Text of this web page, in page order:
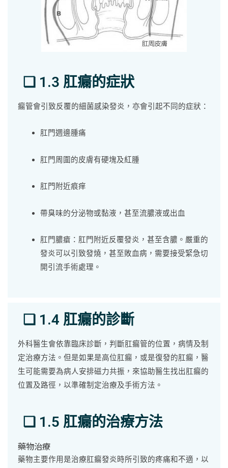
❏ 1.3 肛瘺的症狀
瘺管會引致反覆的細菌感染發炎，亦會引起不同的症狀：
肛門週邊腫痛
肛門周圍的皮膚有硬塊及紅腫
肛門附近痕痒
帶臭味的分泌物或黏液，甚至流膿液或出血
肛門膿瘡：肛門附近反覆發炎，甚至含膿。嚴重的
發炎可以引致發燒，甚至敗血病，需要接受緊急切
開引流手術處理。
❏ 1.4 肛瘺的診斷
外科醫生會依靠臨床診斷，判斷肛瘺管的位置，病情及制
定治療方法。但是如果是高位肛瘺，或是復發的肛瘺，醫
生可能需要為病人安排磁力共振，來協助醫生找出肛瘺的
位置及路徑，以準確制定治療及手術方法。
❏ 1.5 肛瘺的治療方法
藥物治療
藥物主要作用是治療肛瘺發炎時所引致的疼痛和不適，以